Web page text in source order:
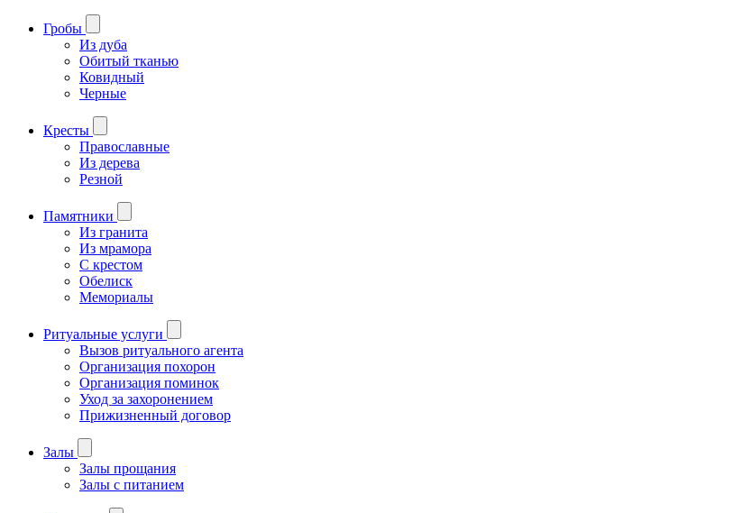
Гробы
Из дуба
Обитый тканью
Ковидный
Черные
Кресты
Православные
Из дерева
Резной
Памятники
Из гранита
Из мрамора
С крестом
Обелиск
Мемориалы
Ритуальные услуги
Вызов ритуального агента
Организация похорон
Организация поминок
Уход за захоронением
Прижизненный договор
Залы
Залы прощания
Залы с питанием